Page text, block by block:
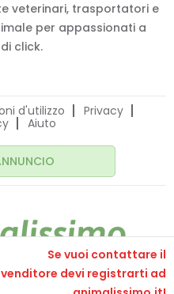
Se vuoi contattare il
venditore devi registrarti ad
veterinari, trasportatori e
per appassionati a
click.
d'utilizzo
Privacy
Aiuto
P.IVA 04582550275